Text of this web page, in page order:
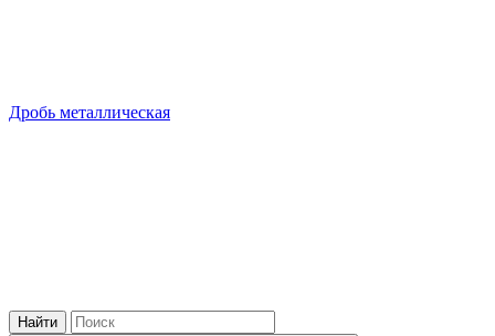
Дробь металлическая
Найти